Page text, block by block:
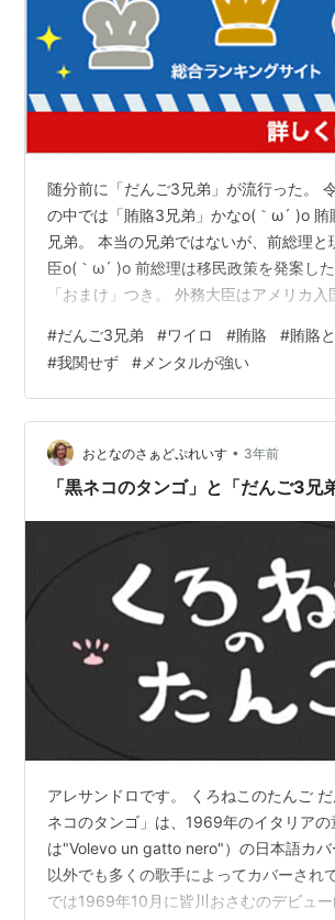
随分前に「だんご3兄弟」が流行った。
の中では「賄賂3兄弟」かなo(｀ω´ )o 賄
兄弟。 本当の兄弟ではないが、前総理と
臣o(｀ω´ )o 前総理は移民政策を発案し
「おまけ」つき。 外務大臣はアメリカ入
け」つきo(｀ω´ )o 前総理
https://chintao1224.hatenablog.com/
/080226 現総理
https://chintao1224.hatenablog.com/
/011421 …
#だんご3兄弟 #ワイロ #賄賂 #賄賂
#我関せず #メンタルが強い
おとなのさぁどぷれいす • 3年前
「黒ネコのタンゴ」と「だんご3兄
アレサンドロです。 くろねこのたんご
ネコのタンゴ」は、1969年のイタリアの
は"Volevo un gatto nero"）の日本語カバ
以外でも多くの歌手によってカバーされ
では1969年10月に皆川おさむのデビュー